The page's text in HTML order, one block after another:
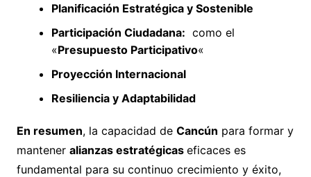
Planificación Estratégica y Sostenible
Participación Ciudadana: como el
«Presupuesto Participativo«
Proyección Internacional
Resiliencia y Adaptabilidad
En resumen, la capacidad de Cancún para formar y
mantener alianzas estratégicas eficaces es
fundamental para su continuo crecimiento y éxito,